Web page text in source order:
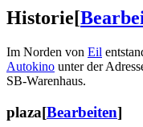
Historie[
Im Norden von Eil
Autokino unter der
SB-Warenhaus.
plaza[Bearbeiten]